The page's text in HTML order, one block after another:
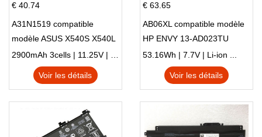
€ 40.74
A31N1519 compatible
modèle ASUS X540S X540L
X540LA-SI302 X540SA
X540S
2900mAh 3cells | 11.25V | Li-ion ...
Voir les détails
€ 63.65
AB06XL compatible modèle
HP ENVY 13-AD023TU
HSTNN-DB8C 921438-855
TPN-I128
53.16Wh | 7.7V | Li-ion ...
Voir les détails